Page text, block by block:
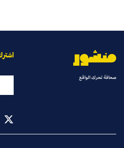
صحافة تحرك الواقع